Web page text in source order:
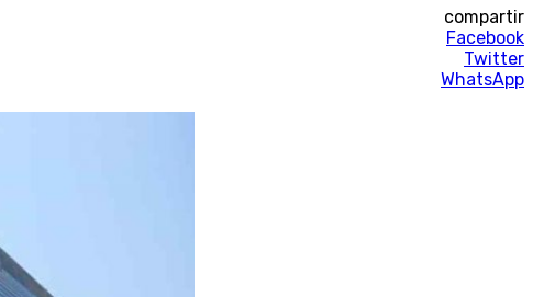
compartir
Facebook
Twitter
WhatsApp